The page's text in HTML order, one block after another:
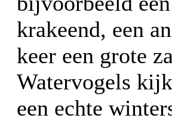
krakeend, een
keer een grote
Watervogels
een echte